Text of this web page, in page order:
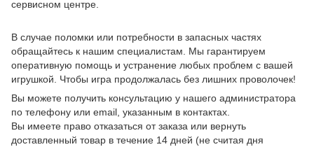
сервисном центре.
В случае поломки или потребности в запасных частях
обращайтесь к нашим специалистам. Мы гарантируем
оперативную помощь и устранение любых проблем с вашей
игрушкой. Чтобы игра продолжалась без лишних проволочек!
Вы можете получить консультацию у нашего администратора
по телефону или email, указанным в контактах.
Вы имеете право отказаться от заказа или вернуть
доставленный товар в течение 14 дней (не считая дня